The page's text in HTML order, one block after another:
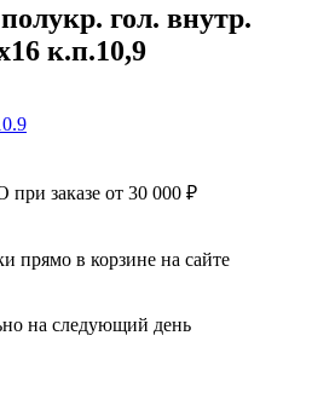
гол. внутр.
к.п.10,9
заказе от 30 000 ₽
прямо в корзине на сайте
на следующий день